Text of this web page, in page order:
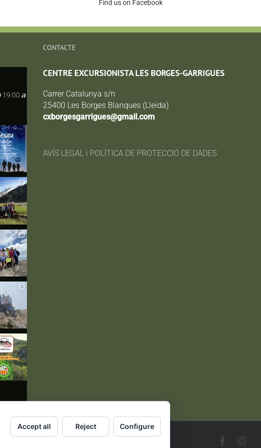
Find us on Facebook
19:00 𝙖
CONTACTE
CENTRE EXCURSIONISTA LES BORGES-GARRIGUES
Carrer Catalunya s/n
25400 Les Borges Blanques (Lleida)
cxborgesgarrigues@gmail.com
AVÍS LEGAL i POLÍTICA DE PROTECCIÓ DE DADES
Facebook
Accept all Reject Configure